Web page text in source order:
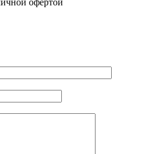
офертой